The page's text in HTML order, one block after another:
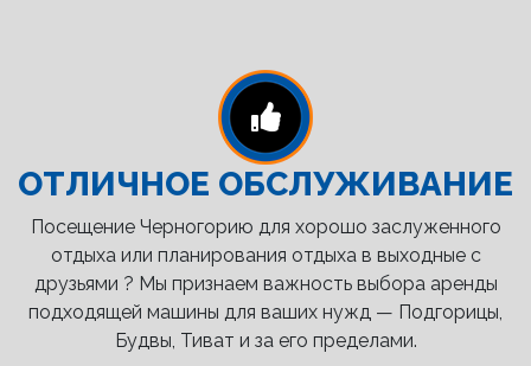
ОТЛИЧНОЕ ОБСЛУЖИВАНИЕ
Посещение Черногорию для хорошо заслуженного
отдыха или планирования отдыха в выходные с
друзьями ? Мы признаем важность выбора аренды
подходящей машины для ваших нужд — Подгорицы,
Будвы, Тиват и за его пределами.